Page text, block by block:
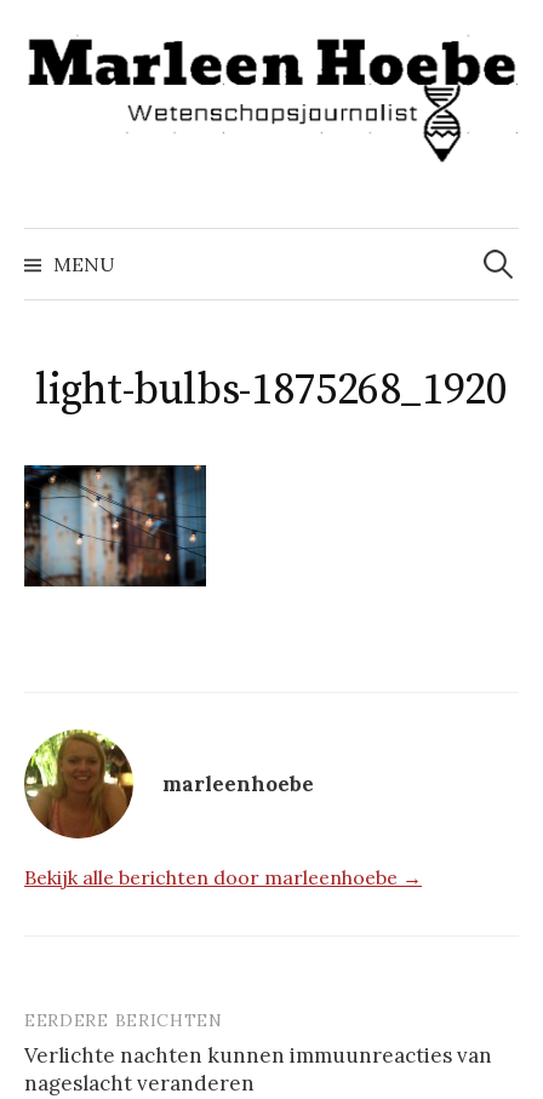
inhoud
springen
MENU
Zoeken
naar:
light-bulbs-1875268_1920
marleenhoebe
Bekijk alle berichten door marleenhoebe →
Berichtnavigatie
EERDERE BERICHTEN
Verlichte nachten kunnen immuunreacties van
nageslacht veranderen